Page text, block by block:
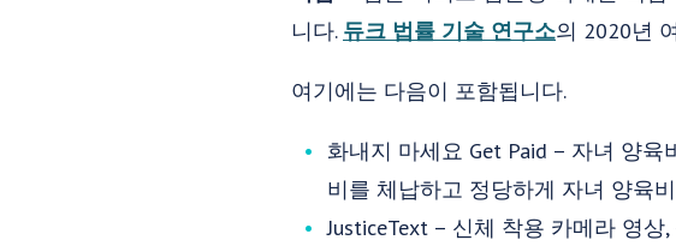
니다. 듀크 법률 기술 연구소의 2020년
여기에는 다음이 포함됩니다.
화내지 마세요 Get Paid – 자녀 양
비를 체납하고 정당하게 자녀 양육
JusticeText – 신체 착용 카메라 영